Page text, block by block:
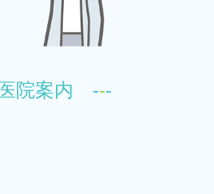
院案内 ---